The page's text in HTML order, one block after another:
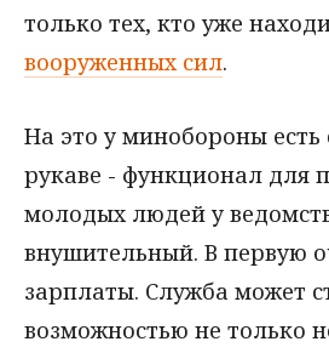
только тех, кто уже
вооруженных сил.
На это у минобороны есть
рукаве - функционал для
молодых людей у
внушительный. В первую
зарплаты. Служба может
возможностью не только